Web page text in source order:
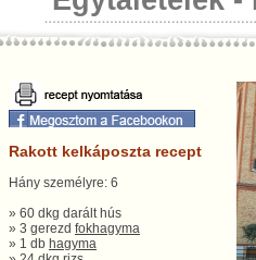
Rakott kelkáposzta recept
Hány személyre: 6
» 60 dkg darált hús
» 3 gerezd fokhagyma
» 1 db hagyma